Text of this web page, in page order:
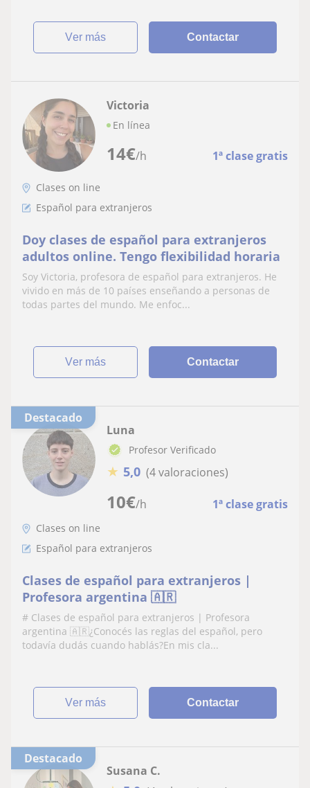
ver más Contactar
14€/h 1ª clase gratis
Victoria
En línea
Clases on line
Español para extranjeros
Doy clases de español para extranjeros
adultos online. Tengo flexibilidad horaria
Soy Victoria, profesora de español para extranjeros. He
vivido en más de 10 países enseñando a personas de
todas partes del mundo. Me enfoc...
ver más Contactar
Destacado
10€/h 1ª clase gratis
Luna
Profesor Verificado
★ 5,0 (4 valoraciones)
Clases on line
Español para extranjeros
Clases de español para extranjeros |
Profesora argentina 🇦🇷
# Clases de español para extranjeros | Profesora
argentina 🇦🇷¿Conocés las reglas del español, pero
todavía dudás cuando hablás?En mis cla...
ver más Contactar
Destacado
Susana C.